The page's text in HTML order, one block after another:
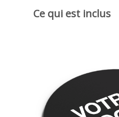
Ce qui est inclus